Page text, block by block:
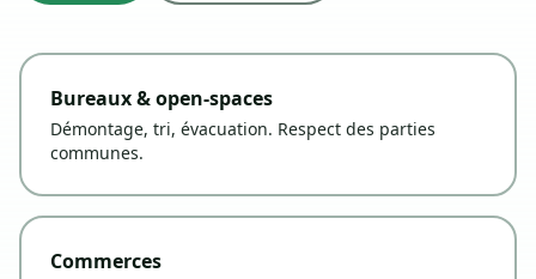
Bureaux & open-spaces
Démontage, tri, évacuation. Respect des parties
communes.
Commerces